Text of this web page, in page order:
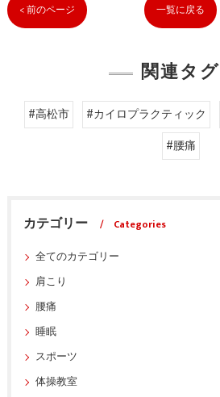
< 前のページ 一覧に戻る
関連タグ
#高松市 #カイロプラクティック
#腰痛
カテゴリー
Categories
全てのカテゴリー
肩こり
腰痛
睡眠
スポーツ
体操教室